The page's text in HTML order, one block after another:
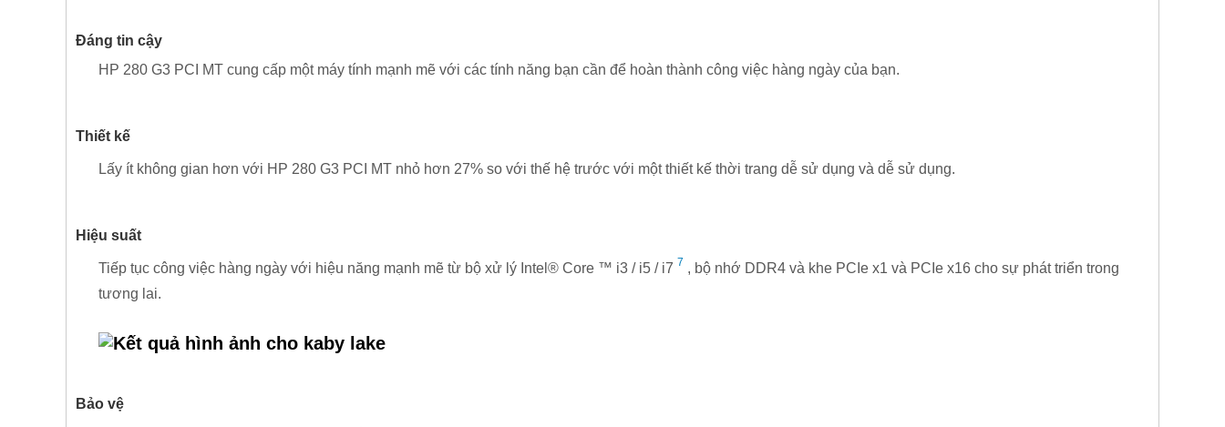
Đáng tin cậy
HP 280 G3 PCI MT cung cấp một máy tính mạnh mẽ với các tính năng bạn cần để hoàn thành công việc hàng ngày của bạn.
Thiết kế
Lấy ít không gian hơn với HP 280 G3 PCI MT nhỏ hơn 27% so với thế hệ trước với một thiết kế thời trang dễ sử dụng và dễ sử dụng.
Hiệu suất
Tiếp tục công việc hàng ngày với hiệu năng mạnh mẽ từ bộ xử lý Intel® Core ™ i3 / i5 / i7 7 , bộ nhớ DDR4 và khe PCIe x1 và PCIe x16 cho sự phát triển trong
tương lai.
Bảo vệ